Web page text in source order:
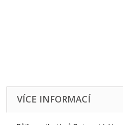
VÍCE INFORMACÍ